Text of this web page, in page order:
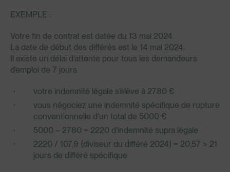
EXEMPLE :
Votre fin de contrat est datée du 13 mai 2024.
La date de début des différés est le 14 mai 2024.
Il existe un délai d’attente pour tous les demandeurs
d’emploi de 7 jours.
votre indemnité légale s’élève à 2780 €
vous négociez une indemnité spécifique de rupture
conventionnelle d’un total de 5000 €
5000 – 2780 = 2220 d’indemnité supra légale
2220 / 107,9 (diviseur du différé 2024) = 20,57 > 21
jours de différé spécifique